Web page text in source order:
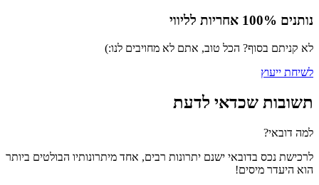
נותנים 100% אחריות לליווי
לא קניתם בסוף? הכל טוב, אתם לא מחויבים לנו:)
לשיחת ייעוץ
תשובות שכדאי לדעת
למה דובאי?
לרכישת נכס בדובאי ישנם יתרונות רבים, אחד מיתרונותיו הבולטים ביותר
הוא היעדר מיסים!